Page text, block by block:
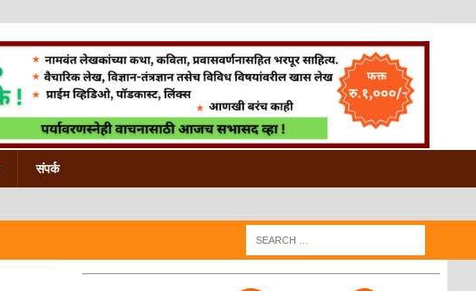
संपर्क